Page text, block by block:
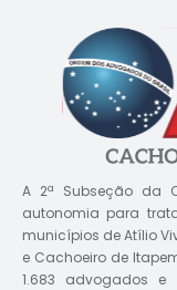
A 2ª Subseção da
autonomia para
municípios de Atílio
e Cachoeiro de
1.683 advogados e